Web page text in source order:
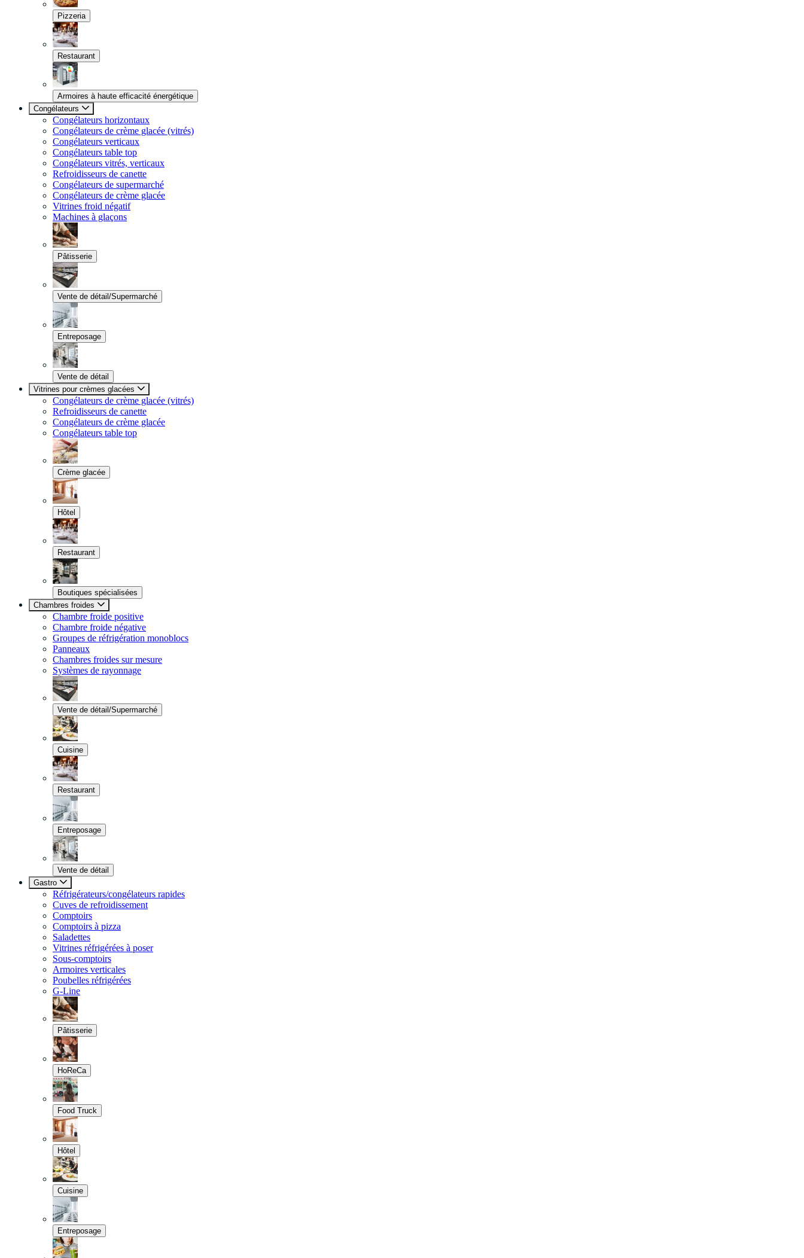
Pizzeria
Restaurant
Armoires à haute efficacité énergétique
Congélateurs
Congélateurs horizontaux
Congélateurs de crème glacée (vitrés)
Congélateurs verticaux
Congélateurs table top
Congélateurs vitrés, verticaux
Refroidisseurs de canette
Congélateurs de supermarché
Congélateurs de crème glacée
Vitrines froid négatif
Machines à glaçons
Pâtisserie
Vente de détail/Supermarché
Entreposage
Vente de détail
Vitrines pour crèmes glacées
Congélateurs de crème glacée (vitrés)
Refroidisseurs de canette
Congélateurs de crème glacée
Congélateurs table top
Crème glacée
Hôtel
Restaurant
Boutiques spécialisées
Chambres froides
Chambre froide positive
Chambre froide négative
Groupes de réfrigération monoblocs
Panneaux
Chambres froides sur mesure
Systèmes de rayonnage
Vente de détail/Supermarché
Cuisine
Restaurant
Entreposage
Vente de détail
Gastro
Réfrigérateurs/congélateurs rapides
Cuves de refroidissement
Comptoirs
Comptoirs à pizza
Saladettes
Vitrines réfrigérées à poser
Sous-comptoirs
Armoires verticales
Poubelles réfrigérées
G-Line
Pâtisserie
HoReCa
Food Truck
Hôtel
Cuisine
Entreposage